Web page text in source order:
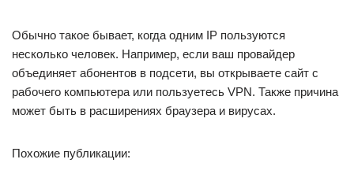
Обычно такое бывает, когда одним IP пользуются
несколько человек. Например, если ваш провайдер
объединяет абонентов в подсети, вы открываете сайт с
рабочего компьютера или пользуетесь VPN. Также причина
может быть в расширениях браузера и вирусах.
Похожие публикации: